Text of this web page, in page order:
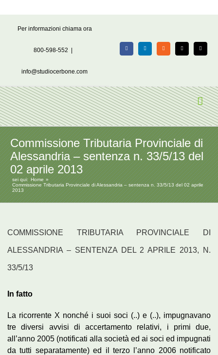
Per informazioni chiama ora
800-598-552
info@studiocerbone.com
FacebookLinkedIn Rss X Email
Commissione Tributaria Provinciale di
Alessandria – sentenza n. 33/5/13 del
02 aprile 2013
sei qui:
Home
Commissione Tributaria Provinciale di Alessandria – sentenza n. 33/5/13 del 02 aprile
2013
COMMISSIONE TRIBUTARIA PROVINCIALE DI
ALESSANDRIA – SENTENZA DEL 2 APRILE 2013, N.
33/5/13
In fatto
La ricorrente X nonché i suoi soci (..) e (..), impugnavano
tre diversi avvisi di accertamento relativi, i primi due,
all’anno 2005 (notificati alla società ed ai soci ed impugnati
da tutti separatamente) ed il terzo l’anno 2006 notificato